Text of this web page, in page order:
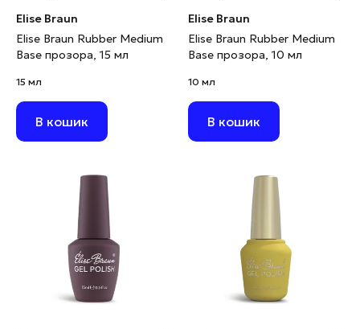
Elise Braun
Elise Braun Rubber Medium
Base прозора, 15 мл
15 мл
В кошик
Elise Braun
Elise Braun Rubber Medium
Base прозора, 10 мл
10 мл
В кошик